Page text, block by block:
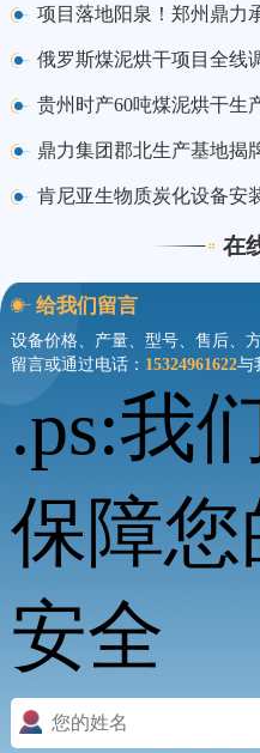
俄罗斯煤泥烘干项目全线
贵州时产60吨煤泥烘干生
肯尼亚生物质炭化设备安
在
给我们留言
设备价格、产量、型号、售后、
留言或通过电话： 15324961622与
.ps:我
保障您
安全